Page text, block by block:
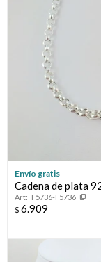
Envío gratis
Cadena de plata
F5736-F5736
$ 6.909